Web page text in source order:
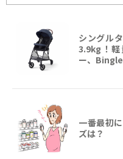
シングル
3.9kg！
ー、Bingle
一番最初
ズは？